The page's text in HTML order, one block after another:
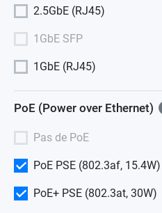
2.5GbE (RJ45)
1GbE SFP
1GbE (RJ45)
PoE (Power over Ethernet)
Pas de PoE
PoE PSE (802.3af, 15.4W)
PoE+ PSE (802.3at, 30W)